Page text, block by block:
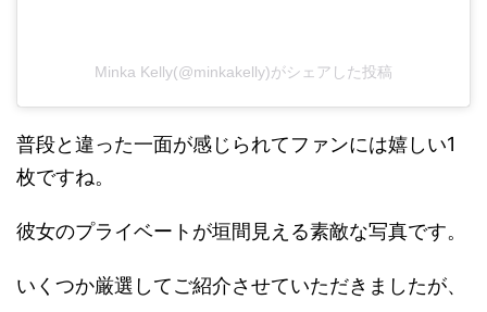
Minka Kelly(@minkakelly)がシェアした投稿
普段と違った一面が感じられてファンには嬉しい1
枚ですね。
彼女のプライベートが垣間見える素敵な写真です。
いくつか厳選してご紹介させていただきましたが、